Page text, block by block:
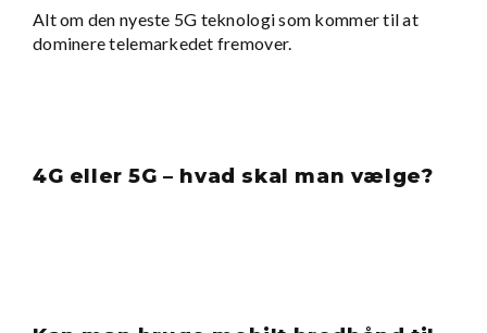
Alt om den nyeste 5G teknologi som kommer til at
dominere telemarkedet fremover.
4G eller 5G – hvad skal man vælge?